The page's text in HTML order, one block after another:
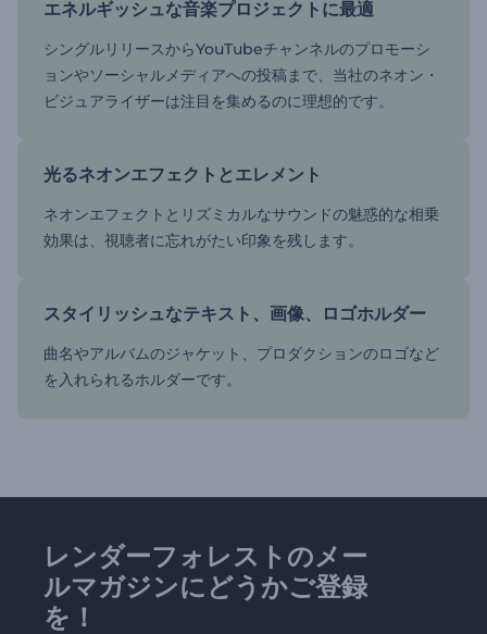
エネルギッシュな音楽プロジェクトに最適
シングルリリースからYouTubeチャンネルのプロモーシ
ョンやソーシャルメディアへの投稿まで、当社のネオン・
ビジュアライザーは注目を集めるのに理想的です。
光るネオンエフェクトとエレメント
ネオンエフェクトとリズミカルなサウンドの魅惑的な相乗
効果は、視聴者に忘れがたい印象を残します。
スタイリッシュなテキスト、画像、ロゴホルダー
曲名やアルバムのジャケット、プロダクションのロゴなど
を入れられるホルダーです。
レンダーフォレストのメー
ルマガジンにどうかご登録
を！